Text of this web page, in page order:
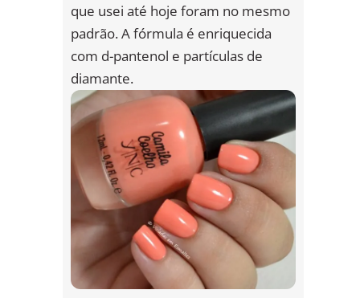
que usei até hoje foram no mesmo
padrão. A fórmula é enriquecida
com d-pantenol e partículas de
diamante.